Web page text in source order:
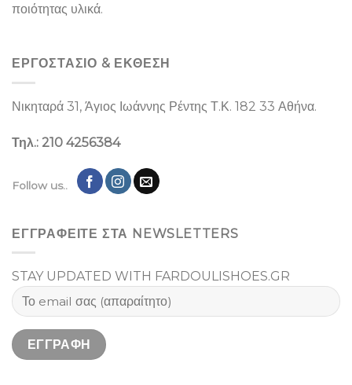
ποιότητας υλικά.
ΕΡΓΟΣΤΑΣΙΌ & ΕΚΘΕΣΉ
Νικηταρά 31, Άγιος Ιωάννης Ρέντης Τ.Κ. 182 33 Αθήνα.
Τηλ.: 210 4256384
Follow us..
ΕΓΓΡΑΦΕΙΤΕ ΣΤΑ NEWSLETTERS
STAY UPDATED WITH FARDOULISHOES.GR